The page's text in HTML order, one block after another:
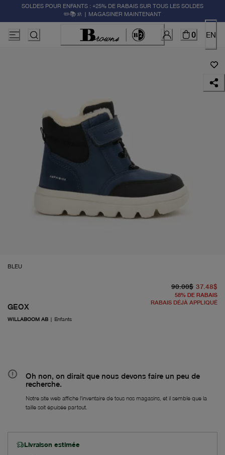
SOLDES POUR ENFANTS : +25% DE RABAIS SUR TOUS LES SOLDES
✏️📚🚸 | MAGASINER MAINTENANT
0 EN
BLEU
GEOX
WILLABOOM AB | Enfants
90.00$ 37.48$
58% DE RABAIS
À
RABAIS DÉJÀ APPLIQUÉ
Oh non, on dirait que nous devons faire un peu de
recherche.
Notre site web affiche l'inventaire de tous nos magasins, et il semble que la
taille soit épuisée partout.
Livraison estimée